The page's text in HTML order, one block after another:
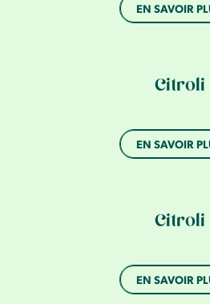
EN SAVOIR
Citroli
EN SAVOIR
Citroli
EN SAVOIR